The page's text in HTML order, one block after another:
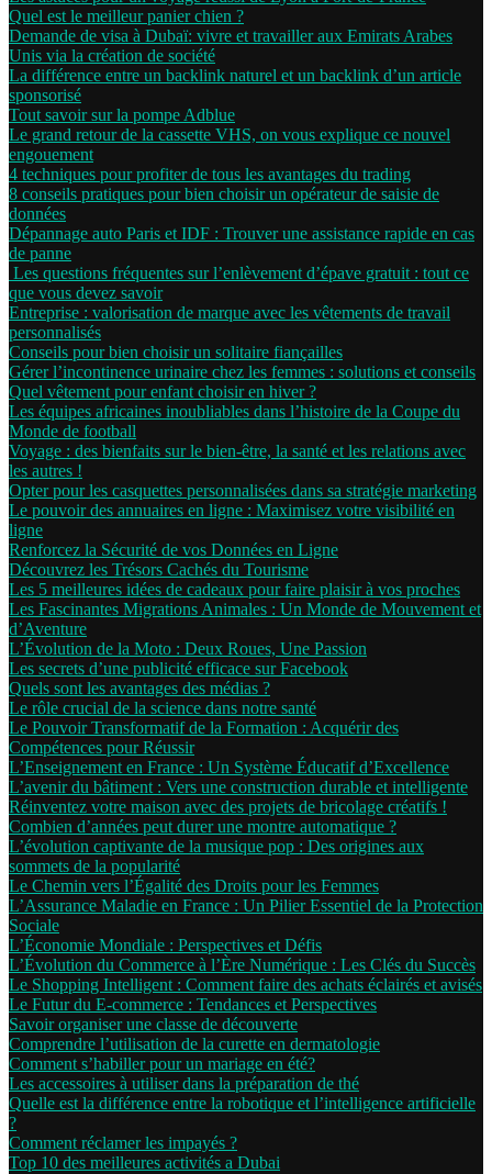
Quel est le meilleur panier chien ?
Demande de visa à Dubaï: vivre et travailler aux Emirats Arabes
Unis via la création de société
La différence entre un backlink naturel et un backlink d’un article
sponsorisé
Tout savoir sur la pompe Adblue
Le grand retour de la cassette VHS, on vous explique ce nouvel
engouement
4 techniques pour profiter de tous les avantages du trading
8 conseils pratiques pour bien choisir un opérateur de saisie de
données
Dépannage auto Paris et IDF : Trouver une assistance rapide en cas
de panne
Les questions fréquentes sur l’enlèvement d’épave gratuit : tout ce
que vous devez savoir
Entreprise : valorisation de marque avec les vêtements de travail
personnalisés
Conseils pour bien choisir un solitaire fiançailles
Gérer l’incontinence urinaire chez les femmes : solutions et conseils
Quel vêtement pour enfant choisir en hiver ?
Les équipes africaines inoubliables dans l’histoire de la Coupe du
Monde de football
Voyage : des bienfaits sur le bien-être, la santé et les relations avec
les autres !
Opter pour les casquettes personnalisées dans sa stratégie marketing
Le pouvoir des annuaires en ligne : Maximisez votre visibilité en
ligne
Renforcez la Sécurité de vos Données en Ligne
Découvrez les Trésors Cachés du Tourisme
Les 5 meilleures idées de cadeaux pour faire plaisir à vos proches
Les Fascinantes Migrations Animales : Un Monde de Mouvement et
d’Aventure
L’Évolution de la Moto : Deux Roues, Une Passion
Les secrets d’une publicité efficace sur Facebook
Quels sont les avantages des médias ?
Le rôle crucial de la science dans notre santé
Le Pouvoir Transformatif de la Formation : Acquérir des
Compétences pour Réussir
L’Enseignement en France : Un Système Éducatif d’Excellence
L’avenir du bâtiment : Vers une construction durable et intelligente
Réinventez votre maison avec des projets de bricolage créatifs !
Combien d’années peut durer une montre automatique ?
L’évolution captivante de la musique pop : Des origines aux
sommets de la popularité
Le Chemin vers l’Égalité des Droits pour les Femmes
L’Assurance Maladie en France : Un Pilier Essentiel de la Protection
Sociale
L’Économie Mondiale : Perspectives et Défis
L’Évolution du Commerce à l’Ère Numérique : Les Clés du Succès
Le Shopping Intelligent : Comment faire des achats éclairés et avisés
Le Futur du E-commerce : Tendances et Perspectives
Savoir organiser une classe de découverte
Comprendre l’utilisation de la curette en dermatologie
Comment s’habiller pour un mariage en été?
Les accessoires à utiliser dans la préparation de thé
Quelle est la différence entre la robotique et l’intelligence artificielle
?
Comment réclamer les impayés ?
Top 10 des meilleures activités a Dubai